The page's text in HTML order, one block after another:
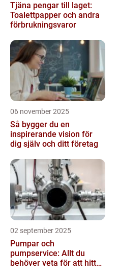
Tjäna pengar till laget:
Toalettpapper och andra
förbrukningsvaror
06 november 2025
Så bygger du en
inspirerande vision för
dig själv och ditt företag
02 september 2025
Pumpar och
pumpservice: Allt du
behöver veta för att hitta